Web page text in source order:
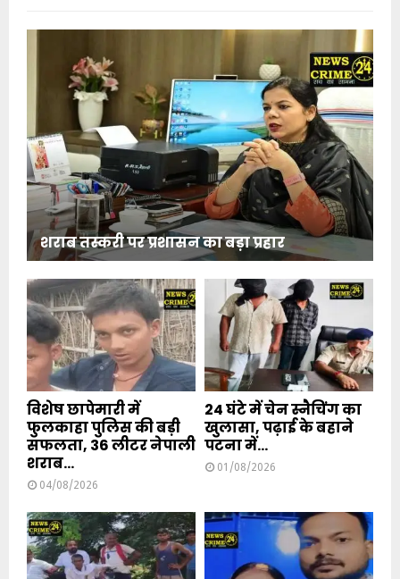
शराब तस्करी पर प्रशासन का बड़ा प्रहार
विशेष छापेमारी में
फुलकाहा पुलिस की बड़ी
सफलता, 36 लीटर नेपाली
शराब...
04/08/2026
24 घंटे में चेन स्नैचिंग का
खुलासा, पढ़ाई के बहाने
पटना में...
01/08/2026